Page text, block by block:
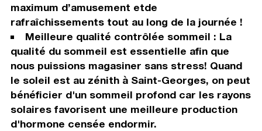
maximum d’amusement etde
rafraîchissements tout au long de la journée !
Meilleure qualité contrôlée sommeil : La
qualité du sommeil est essentielle afin que
nous puissions magasiner sans stress! Quand
le soleil est au zénith à Saint-Georges, on peut
bénéficier d'un sommeil profond car les rayons
solaires favorisent une meilleure production
d'hormone censée endormir.